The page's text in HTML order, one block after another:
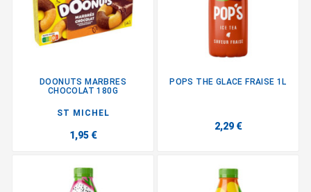
DOONUTS MARBRES
CHOCOLAT 180G
ST MICHEL
1,95 €
POPS THE GLACE FRAISE 1L
2,29 €